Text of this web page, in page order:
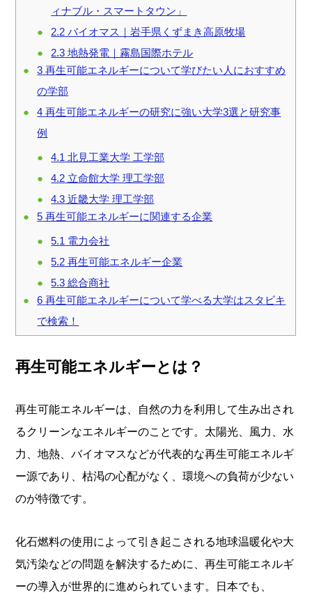
ィナブル・スマートタウン」
2.2 バイオマス｜岩手県くずまき高原牧場
2.3 地熱発電｜霧島国際ホテル
3 再生可能エネルギーについて学びたい人におすすめ
の学部
4 再生可能エネルギーの研究に強い大学3選と研究事
例
4.1 北見工業大学 工学部
4.2 立命館大学 理工学部
4.3 近畿大学 理工学部
5 再生可能エネルギーに関連する企業
5.1 電力会社
5.2 再生可能エネルギー企業
5.3 総合商社
6 再生可能エネルギーについて学べる大学はスタビキ
で検索！
再生可能エネルギーとは？
再生可能エネルギーは、自然の力を利用して生み出され
るクリーンなエネルギーのことです。太陽光、風力、水
力、地熱、バイオマスなどが代表的な再生可能エネルギ
ー源であり、枯渇の心配がなく、環境への負荷が少ない
のが特徴です。
化石燃料の使用によって引き起こされる地球温暖化や大
気汚染などの問題を解決するために、再生可能エネルギ
ーの導入が世界的に進められています。日本でも、